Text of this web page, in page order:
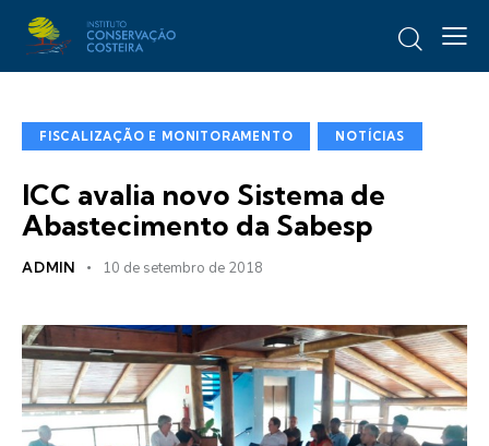
FISCALIZAÇÃO E MONITORAMENTO NOTÍCIAS
ICC avalia novo Sistema de
Abastecimento da Sabesp
ADMIN 10 de setembro de 2018